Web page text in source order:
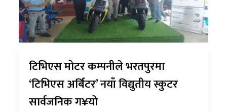
टिभिएस मोटर कम्पनीले भरतपुरमा
‘टिभिएस अर्बिटर’ नयाँ विद्युतीय स्कुटर
सार्वजनिक ग¥यो